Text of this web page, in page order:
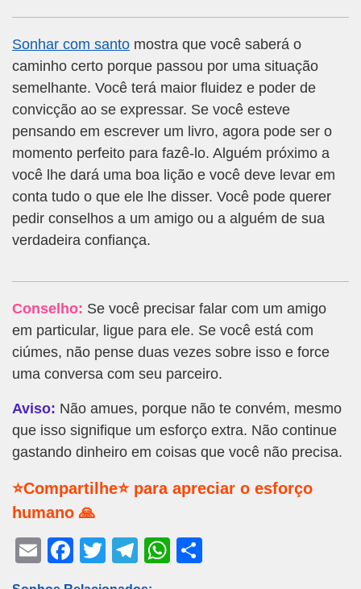
Sonhar com santo mostra que você saberá o
caminho certo porque passou por uma situação
semelhante. Você terá maior fluidez e poder de
convicção ao se expressar. Se você esteve
pensando em escrever um livro, agora pode ser o
momento perfeito para fazê-lo. Alguém próximo a
você lhe dará uma boa lição e você deve levar em
conta tudo o que ele lhe disser. Você pode querer
pedir conselhos a um amigo ou a alguém de sua
verdadeira confiança.
Conselho: Se você precisar falar com um amigo
em particular, ligue para ele. Se você está com
ciúmes, não pense duas vezes sobre isso e force
uma conversa com seu parceiro.
Aviso: Não amues, porque não te convém, mesmo
que isso signifique um esforço extra. Não continue
gastando dinheiro em coisas que você não precisa.
⭐Compartilhe⭐ para apreciar o esforço
humano 🙏
E
F
T
T
W